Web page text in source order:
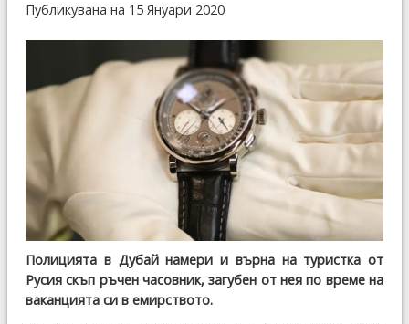
Публикувана на 15 Януари 2020
Полицията в Дубай намери и върна на туристка от
Русия скъп ръчен часовник, загубен от нея по време на
ваканцията си в емирството.